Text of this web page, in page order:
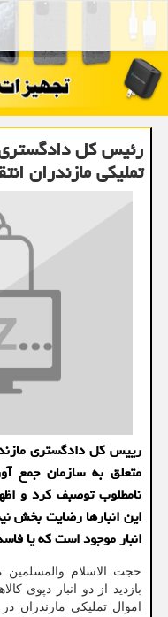
رئیس کل دادگستری
تملیکی مازندران
رییس کل دادگستری
متعلق به سازمان جمع
نامطلوب توصبف کرد و
انبار موجود است که یا
حجت الاسلام
بازدید از دو انبار دپوی
اموال تملیکی مازندران